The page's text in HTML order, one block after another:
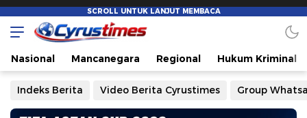
Cyrustimes.com
Cepat Tajam dan Akurat
Nasional Mancanegara Regional Hukum Kriminal
Indeks Berita Video Berita Cyrustimes Group